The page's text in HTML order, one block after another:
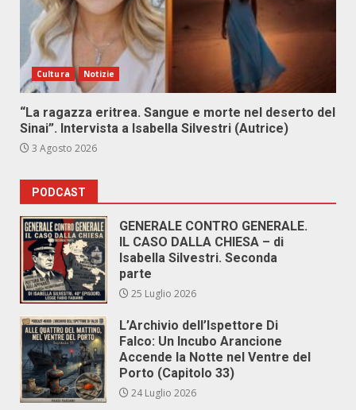
Cultura Notizie
“La ragazza eritrea. Sangue e morte nel deserto del
Sinai”. Intervista a Isabella Silvestri (Autrice)
3 Agosto 2026
PODCAST
GENERALE CONTRO GENERALE.
IL CASO DALLA CHIESA – di
Isabella Silvestri. Seconda
parte
25 Luglio 2026
L’Archivio dell’Ispettore Di
Falco: Un Incubo Arancione
Accende la Notte nel Ventre del
Porto (Capitolo 33)
24 Luglio 2026